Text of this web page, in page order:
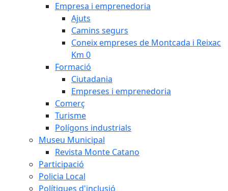
Empresa i emprenedoria
Ajuts
Camins segurs
Coneix empreses de Montcada i Reixac
Km 0
Formació
Ciutadania
Empreses i emprenedoria
Comerç
Turisme
Polígons industrials
Museu Municipal
Revista Monte Catano
Participació
Policia Local
Polítiques d'inclusió